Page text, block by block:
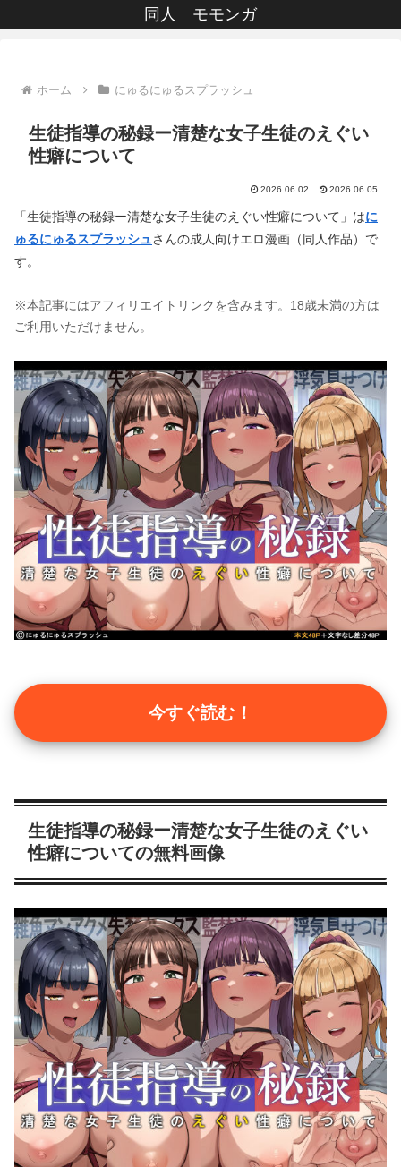
同人 モモンガ
ホーム にゅるにゅるスプラッシュ
生徒指導の秘録ー清楚な女子生徒のえぐい
性癖について
2026.06.02 2026.06.05
「生徒指導の秘録ー清楚な女子生徒のえぐい性癖について」はに
ゅるにゅるスプラッシュさんの成人向けエロ漫画（同人作品）で
す。
※本記事にはアフィリエイトリンクを含みます。18歳未満の方は
ご利用いただけません。
今すぐ読む！
生徒指導の秘録ー清楚な女子生徒のえぐい
性癖についての無料画像